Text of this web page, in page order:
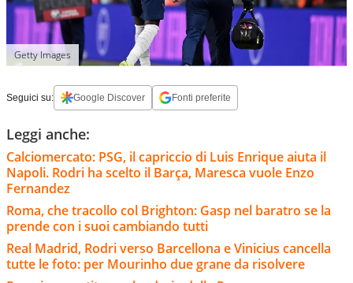
Getty Images
Seguici su: Google Discover Fonti preferite
Leggi anche:
Calciomercato: PSG, il capriccio di Luis Enrique aiuta il
Napoli. Rodri ha scelto il Barça, Maresca vuole Enzo
Fernandez
Roma, che tracollo col Brighton: Gasp nel baratro se la
prende con i suoi cambiando tutti
Real Madrid, Rodri verso Barcellona e Vinicius cancella
tutte le foto: per Mourinho due grane da risolvere